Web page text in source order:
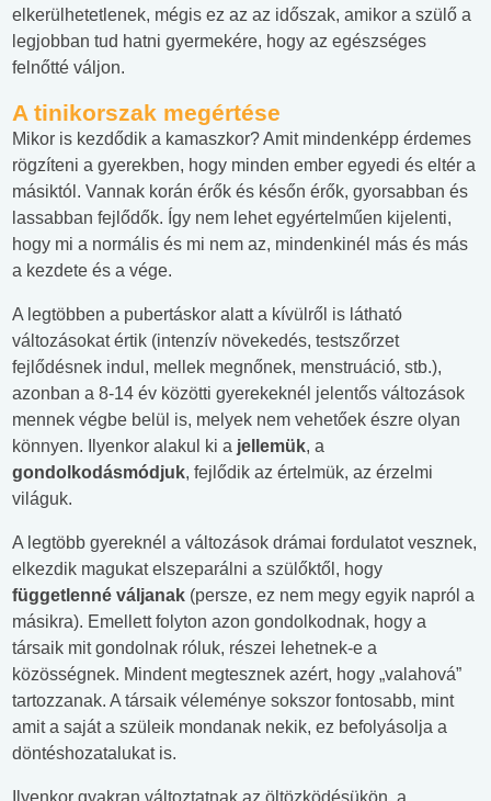
elkerülhetetlenek, mégis ez az az időszak, amikor a szülő a
legjobban tud hatni gyermekére, hogy az egészséges
felnőtté váljon.
A tinikorszak megértése
Mikor is kezdődik a kamaszkor? Amit mindenképp érdemes
rögzíteni a gyerekben, hogy minden ember egyedi és eltér a
másiktól. Vannak korán érők és későn érők, gyorsabban és
lassabban fejlődők. Így nem lehet egyértelműen kijelenti,
hogy mi a normális és mi nem az, mindenkinél más és más
a kezdete és a vége.
A legtöbben a pubertáskor alatt a kívülről is látható
változásokat értik (intenzív növekedés, testszőrzet
fejlődésnek indul, mellek megnőnek, menstruáció, stb.),
azonban a 8-14 év közötti gyerekeknél jelentős változások
mennek végbe belül is, melyek nem vehetőek észre olyan
könnyen. Ilyenkor alakul ki a jellemük, a
gondolkodásmódjuk, fejlődik az értelmük, az érzelmi
világuk.
A legtöbb gyereknél a változások drámai fordulatot vesznek,
elkezdik magukat elszeparálni a szülőktől, hogy
függetlenné váljanak (persze, ez nem megy egyik napról a
másikra). Emellett folyton azon gondolkodnak, hogy a
társaik mit gondolnak róluk, részei lehetnek-e a
közösségnek. Mindent megtesznek azért, hogy „valahová”
tartozzanak. A társaik véleménye sokszor fontosabb, mint
amit a saját a szüleik mondanak nekik, ez befolyásolja a
döntéshozatalukat is.